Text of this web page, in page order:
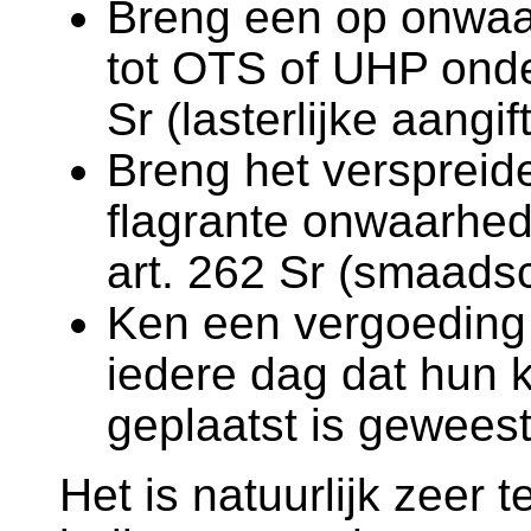
Breng een op
tot OTS of UHP
Sr (lasterlijke
Breng het
flagrante
art. 262 Sr
Ken een
iedere dag dat hun
geplaatst is
Het is natuurlijk zeer